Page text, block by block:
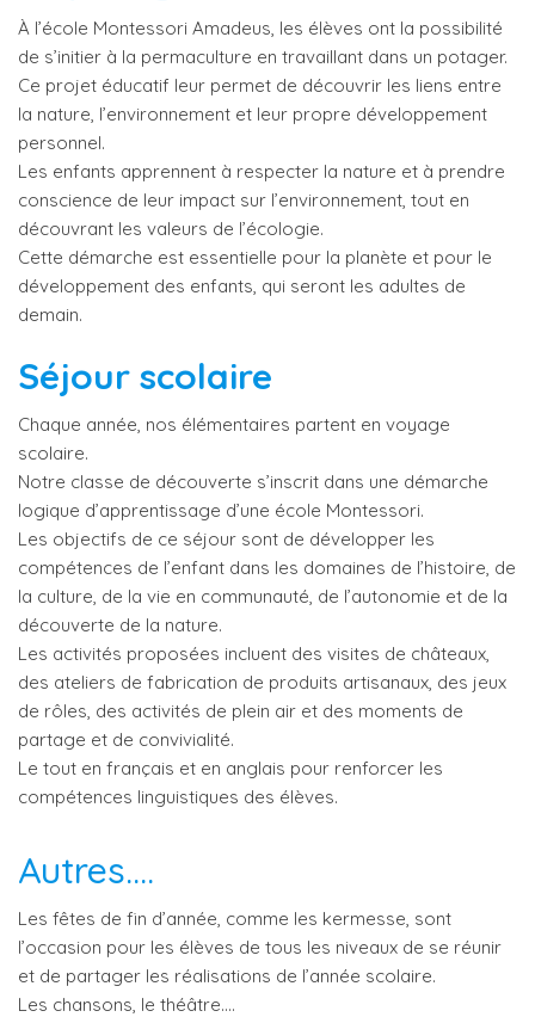
À l’école Montessori Amadeus, les élèves ont la possibilité
de s’initier à la permaculture en travaillant dans un potager.
Ce projet éducatif leur permet de découvrir les liens entre
la nature, l’environnement et leur propre développement
personnel.
Les enfants apprennent à respecter la nature et à prendre
conscience de leur impact sur l’environnement, tout en
découvrant les valeurs de l’écologie.
Cette démarche est essentielle pour la planète et pour le
développement des enfants, qui seront les adultes de
demain.
Séjour scolaire
Chaque année, nos élémentaires partent en voyage
scolaire.
Notre classe de découverte s’inscrit dans une démarche
logique d’apprentissage d’une école Montessori.
Les objectifs de ce séjour sont de développer les
compétences de l’enfant dans les domaines de l’histoire, de
la culture, de la vie en communauté, de l’autonomie et de la
découverte de la nature.
Les activités proposées incluent des visites de châteaux,
des ateliers de fabrication de produits artisanaux, des jeux
de rôles, des activités de plein air et des moments de
partage et de convivialité.
Le tout en français et en anglais pour renforcer les
compétences linguistiques des élèves.
Autres….
Les fêtes de fin d’année, comme les kermesse, sont
l’occasion pour les élèves de tous les niveaux de se réunir
et de partager les réalisations de l’année scolaire.
Les chansons, le théâtre….